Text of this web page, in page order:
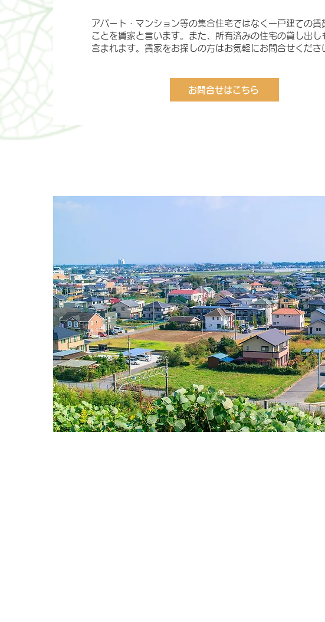
アパート・マンション等の集合住宅ではなく一戸建ての賃
ことを賃家と言います。また、所有済みの住宅の貸し出し
含まれます。賃家をお探しの方はお気軽にお問合せくださ
お問合せはこちら